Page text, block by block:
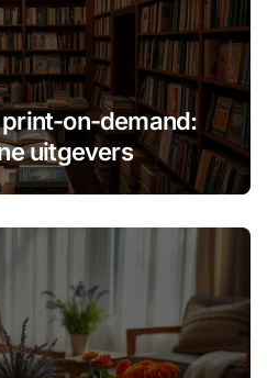
on-demand:
uitgevers